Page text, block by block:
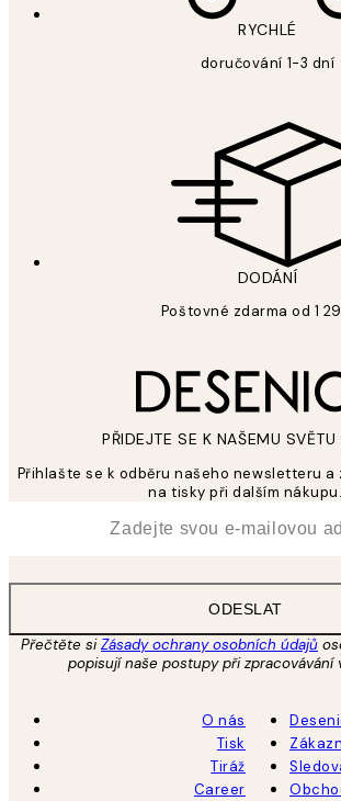
RYCHLÉ
doručování 1-3 dní
DODÁNÍ
Poštovné zdarma od 1
PŘIDEJTE SE K NAŠEMU SVĚTU
Přihlašte se k odběru našeho newsletteru a
na tisky při dalším nákupu.
ODESLAT
Přečtěte siZásady ochrany osobních údajů
popisují naše postupy při zpracovávání
O nás
Tisk
Tiráž
Career